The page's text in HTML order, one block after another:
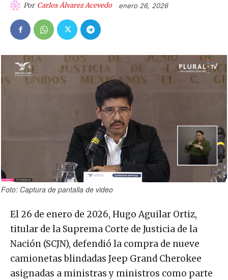
Por Carlos Álvarez Acevedo enero 26, 2026
Foto: Captura de pantalla de video
El 26 de enero de 2026, Hugo Aguilar Ortiz,
titular de la Suprema Corte de Justicia de la
Nación (SCJN), defendió la compra de nueve
camionetas blindadas Jeep Grand Cherokee
asignadas a ministras y ministros como parte